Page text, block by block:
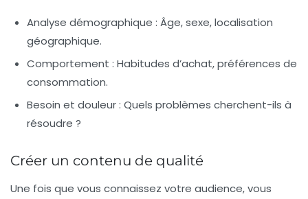
Analyse démographique : Âge, sexe, localisation
géographique.
Comportement : Habitudes d’achat, préférences de
consommation.
Besoin et douleur : Quels problèmes cherchent-ils à
résoudre ?
Créer un contenu de qualité
Une fois que vous connaissez votre audience, vous